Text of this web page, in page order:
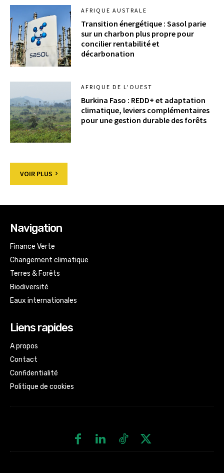
AFRIQUE AUSTRALE
Transition énergétique : Sasol parie
sur un charbon plus propre pour
concilier rentabilité et
décarbonation
AFRIQUE DE L'OUEST
Burkina Faso : REDD+ et adaptation
climatique, leviers complémentaires
pour une gestion durable des forêts
VOIR PLUS
Navigation
Finance Verte
Changement climatique
Terres & Forêts
Biodiversité
Eaux internationales
Liens rapides
A propos
Contact
Confidentialité
Politique de cookies